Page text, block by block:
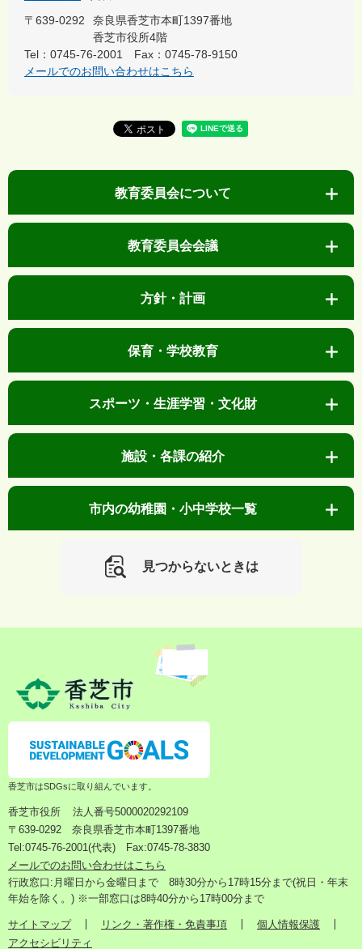
〒639-0292
奈良県香芝市本町1397番地
香芝市役所4階
Tel：0745-76-2001
Fax：0745-78-9150
メールでのお問い合わせはこちら
教育委員会について
教育委員会会議
方針・計画
保育・学校教育
スポーツ・生涯学習・文化財
施設・各課の紹介
市内の幼稚園・小中学校一覧
見つからないときは
香芝市はSDGsに取り組んでいます。
香芝市役所
法人番号5000020292109
〒639-0292 奈良県香芝市本町1397番地
Tel:0745-76-2001(代表) Fax:0745-78-3830
メールでのお問い合わせはこちら
行政窓口:月曜日から金曜日まで 8時30分から17時15分まで(祝日・年末
年始を除く。) ※一部窓口は8時40分から17時00分まで
サイトマップ リンク・著作権・免責事項
個人情報保護
アクセシビリティ